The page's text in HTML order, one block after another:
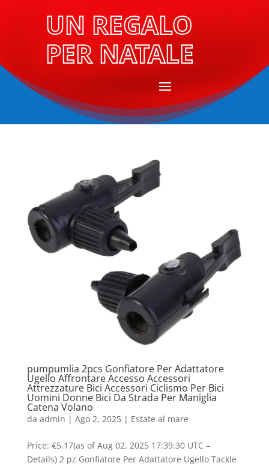
UN REGALO
PER NATALE
pumpumlia 2pcs Gonfiatore Per Adattatore
Ugello Affrontare Accesso Accessori
Attrezzature Bici Accessori Ciclismo Per Bici
Uomini Donne Bici Da Strada Per Maniglia
Catena Volano
da admin | Ago 2, 2025| Estate al mare
Price: €5.17(as of Aug 02, 2025 17:39:30 UTC –
Details) 2 pz Gonfiatore Per Adattatore Ugello Tackle